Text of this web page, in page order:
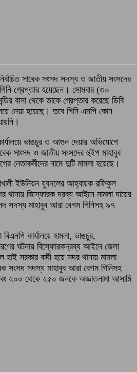
সাবেক সংসদ সদস্য ও জাতীয় সংসদের
গ্রেপ্তার হয়েছেন। সোমবার (৩০
বাসা থেকে তাকে গ্রেপ্তার করেছে ডিবি
নেয়া হয়েছে। তবে গিনি এমপি কোন
ভাঙচুর ও আগুন দেয়ার অভিযোগে
সাংসদ ও জাতীয় সংসদের হুইপ মাহাবুব
নেতাকর্মীদের নামে দুটি মামলা হয়েছে।
ইউনিয়ন যুবদলের আহ্বায়ক রফিকুল
থানায় বিস্ফোরক দ্রব্য আইনে মামলা দায়ের
সদস্য মাহাবুব আরা বেগম গিনিসহ ৯৭
কার্যালয়ে হামলা, ভাঙচুর,
ঘটনায় বিস্ফোরকদ্রব্য আইনে জেলা
সরকার বাদী হয়ে সদর থানায় মামলা
সংসদ সদস্য মাহাবুব আরা বেগম গিনিসহ
২০০ থেকে ২৫০ জনকে অজ্ঞাতনামা আসামি